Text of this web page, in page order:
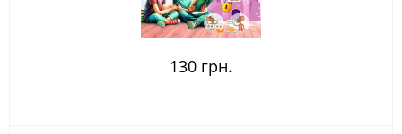
130 грн.